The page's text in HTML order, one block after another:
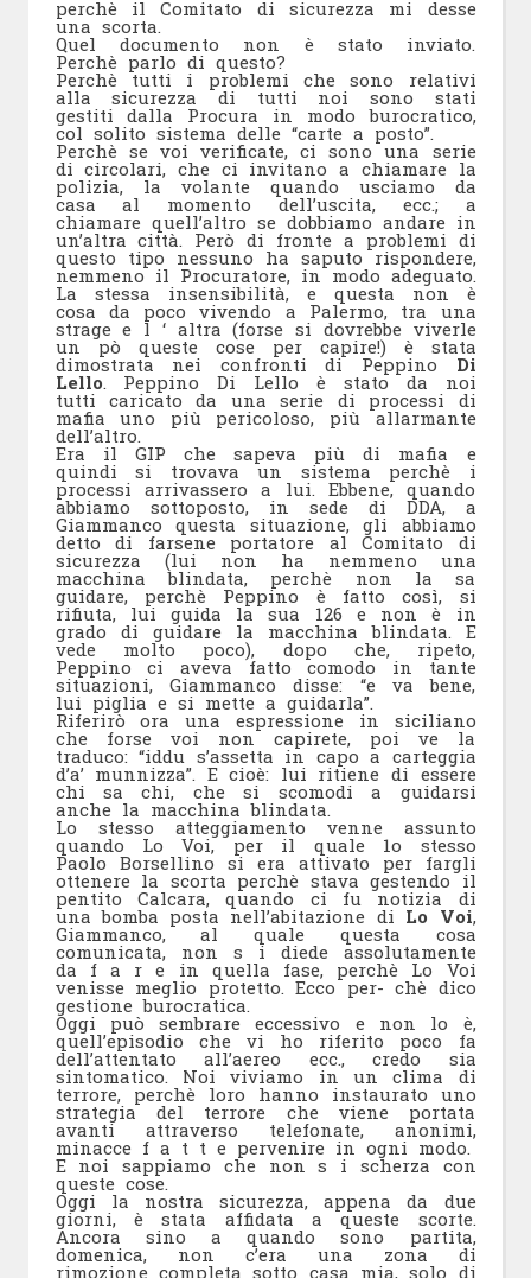
perchè il Comitato di sicurezza mi desse
una scorta.
Quel documento non è stato inviato.
Perchè parlo di questo?
Perchè tutti i problemi che sono relativi
alla sicurezza di tutti noi sono stati
gestiti dalla Procura in modo burocratico,
col solito sistema delle “carte a posto”.
Perchè se voi verificate, ci sono una serie
di circolari, che ci invitano a chiamare la
polizia, la volante quando usciamo da
casa al momento dell’uscita, ecc.; a
chiamare quell’altro se dobbiamo andare in
un’altra città. Però di fronte a problemi di
questo tipo nessuno ha saputo rispondere,
nemmeno il Procuratore, in modo adeguato.
La stessa insensibilità, e questa non è
cosa da poco vivendo a Palermo, tra una
strage e l ‘ altra (forse si dovrebbe viverle
un pò queste cose per capire!) è stata
dimostrata nei confronti di Peppino Di
Lello. Peppino Di Lello è stato da noi
tutti caricato da una serie di processi di
mafia uno più pericoloso, più allarmante
dell’altro.
Era il GIP che sapeva più di mafia e
quindi si trovava un sistema perchè i
processi arrivassero a lui. Ebbene, quando
abbiamo sottoposto, in sede di DDA, a
Giammanco questa situazione, gli abbiamo
detto di farsene portatore al Comitato di
sicurezza (lui non ha nemmeno una
macchina blindata, perchè non la sa
guidare, perchè Peppino è fatto così, si
rifiuta, lui guida la sua 126 e non è in
grado di guidare la macchina blindata. E
vede molto poco), dopo che, ripeto,
Peppino ci aveva fatto comodo in tante
situazioni, Giammanco disse: “e va bene,
lui piglia e si mette a guidarla”.
Riferirò ora una espressione in siciliano
che forse voi non capirete, poi ve la
traduco: “iddu s’assetta in capo a carteggia
d’a’ munnizza”. E cioè: lui ritiene di essere
chi sa chi, che si scomodi a guidarsi
anche la macchina blindata.
Lo stesso atteggiamento venne assunto
quando Lo Voi, per il quale 1o stesso
Paolo Borsellino si era attivato per fargli
ottenere la scorta perchè stava gestendo il
pentito Calcara, quando ci fu notizia di
una bomba posta nell’abitazione di Lo Voi,
Giammanco, al quale questa cosa
comunicata, non s i diede assolutamente
da f a r e in quella fase, perchè Lo Voi
venisse meglio protetto. Ecco per- chè dico
gestione burocratica.
Oggi può sembrare eccessivo e non lo è,
quell’episodio che vi ho riferito poco fa
dell’attentato all’aereo ecc., credo sia
sintomatico. Noi viviamo in un clima di
terrore, perchè loro hanno instaurato uno
strategia del terrore che viene portata
avanti attraverso telefonate, anonimi,
minacce f a t t e pervenire in ogni modo.
E noi sappiamo che non s i scherza con
queste cose.
Oggi la nostra sicurezza, appena da due
giorni, è stata affidata a queste scorte.
Ancora sino a quando sono partita,
domenica, non c’era una zona di
rimozione completa sotto casa mia, solo di